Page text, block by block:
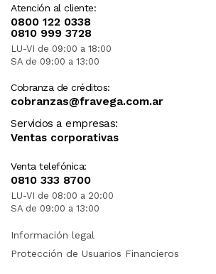
Atención al cliente:
0800 122 0338
0810 999 3728
LU-VI de 09:00 a 18:00
SA de 09:00 a 13:00
Cobranza de créditos:
cobranzas@fravega.com.ar
Servicios a empresas:
Ventas corporativas
Venta telefónica:
0810 333 8700
LU-VI de 08:00 a 20:00
SA de 09:00 a 13:00
Información legal
Protección de Usuarios Financieros